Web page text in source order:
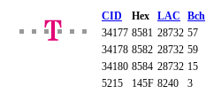
CID Hex LAC Bch
34177 8581 28732 57
34178 8582 28732 59
34180 8584 28732 15
5215
145F 8240 3